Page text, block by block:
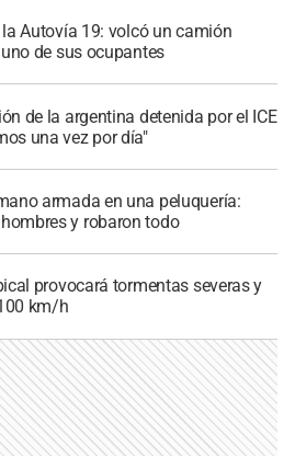
Autovía 19: volcó un camión
de sus ocupantes
de la argentina detenida por el ICE
una vez por día"
armada en una peluquería:
y robaron todo
provocará tormentas severas y
km/h